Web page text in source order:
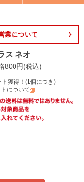
業について
ス ネオ
800円(税込)
ト獲得！(1個につき)
について